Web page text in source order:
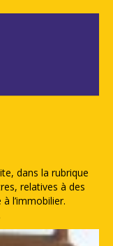
dans la rubrique
relatives à des
l’immobilier.